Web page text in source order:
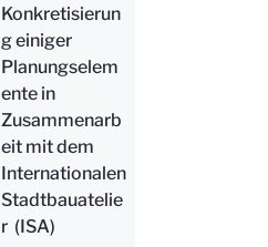
Konkretisierun
g einiger
Planungselem
ente in
Zusammenarb
eit mit dem
Internationalen
Stadtbauatelie
r (ISA)